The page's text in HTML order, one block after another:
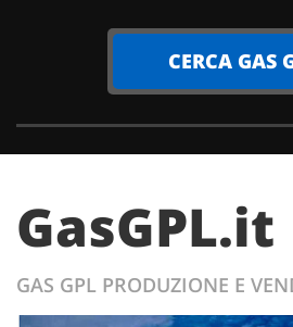
CERCA GAS
GasGPL.it
GAS GPL PRODUZIONE E